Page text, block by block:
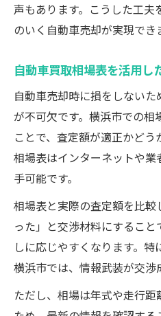
声もあります。こうした工
のいく自動車売却が実現でき
自動車買取相場表を活用し
自動車売却時に損をしない
が不可欠です。横浜市での相
ことで、査定額が適正かどう
相場表はインターネットや
手可能です。
相場表と実際の査定額を比
った」と交渉材料にするこ
しに応じやすくなります。
横浜市では、情報武装が交渉
ただし、相場は年式や走行